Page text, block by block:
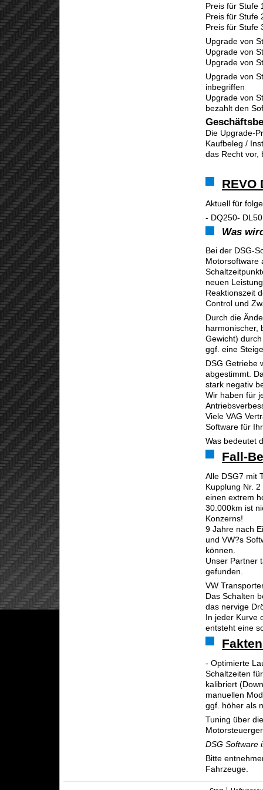
Preis für Stufe
Preis für Stufe
Preis für Stufe
Upgrade von
Upgrade von
Upgrade von
Upgrade von
inbegriffen
Upgrade von
bezahlt den
Die Upgrade-
Kaufbeleg /
das Recht vor,
REVO
Aktuell für
- DQ250-
Was
Bei der DSG-
Motorsoftware
neuen
Reaktionszeit
Control und
Durch die
harmonischer,
Gewicht)
ggf. eine
DSG Getriebe
abgestimmt.
stark negativ
Wir haben für
Viele VAG
Software für
Was bedeutet
Fall-
Alle DSG7 mit
Kupplung Nr.
einen extrem
30.000km ist
Konzerns!
9 Jahre nach
und VW?s
können.
Unser Partner
gefunden.
VW
Das Schalten
das nervige
In jeder Kurve
entsteht eine
- Optimierte
Schaltzeiten
kalibriert
manuellen
ggf. höher als
Tuning über
DSG Software
Bitte
Fahrzeuge.